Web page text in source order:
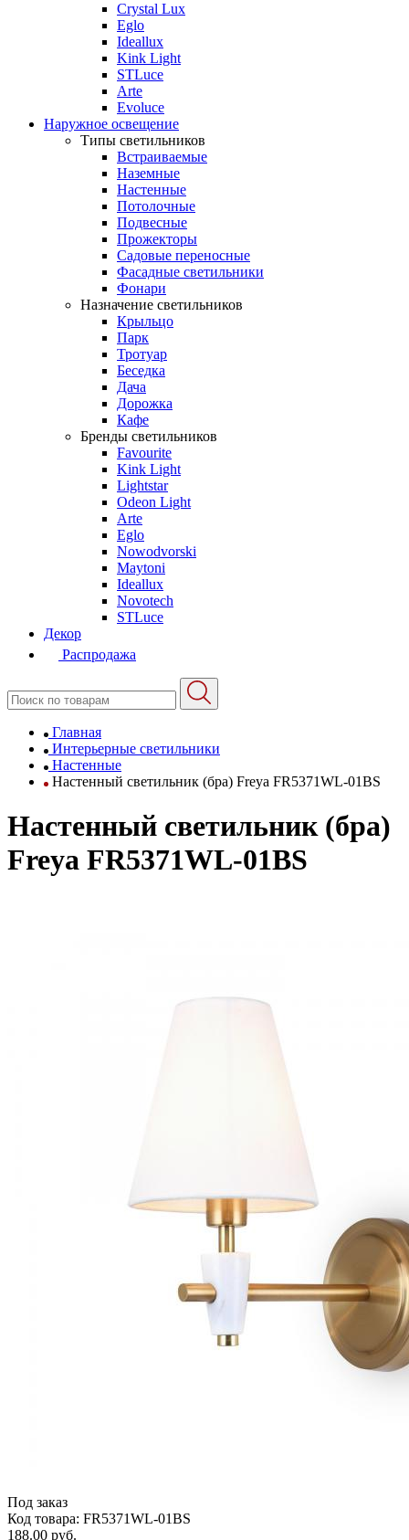
Crystal Lux
Eglo
Ideallux
Kink Light
STLuce
Arte
Evoluce
Наружное освещение
Типы светильников
Встраиваемые
Наземные
Настенные
Потолочные
Подвесные
Прожекторы
Садовые переносные
Фасадные светильники
Фонари
Назначение светильников
Крыльцо
Парк
Тротуар
Беседка
Дача
Дорожка
Кафе
Бренды светильников
Favourite
Kink Light
Lightstar
Odeon Light
Arte
Eglo
Nowodvorski
Maytoni
Ideallux
Novotech
STLuce
Декор
Распродажа
Главная
Интерьерные светильники
Настенные
Настенный светильник (бра) Freya FR5371WL-01BS
Настенный светильник (бра)
Freya FR5371WL-01BS
Под заказ
Код товара: FR5371WL-01BS
188.00 руб.